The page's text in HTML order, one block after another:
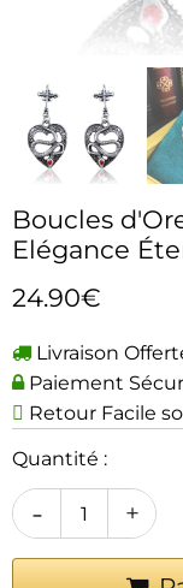
Boucles
Elégance
24.90€
Livraison
Paiement
Retour Facile
Quantité :
+
-